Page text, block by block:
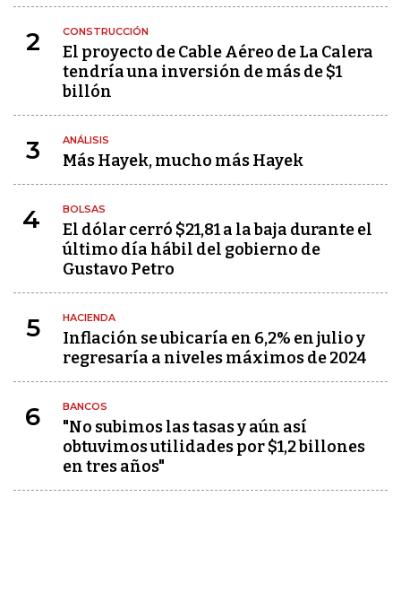
2 CONSTRUCCIÓN
El proyecto de Cable Aéreo de La Calera
tendría una inversión de más de $1
billón
3 ANÁLISIS
Más Hayek, mucho más Hayek
4 BOLSAS
El dólar cerró $21,81 a la baja durante el
último día hábil del gobierno de
Gustavo Petro
5 HACIENDA
Inflación se ubicaría en 6,2% en julio y
regresaría a niveles máximos de 2024
6 BANCOS
"No subimos las tasas y aún así
obtuvimos utilidades por $1,2 billones
en tres años"